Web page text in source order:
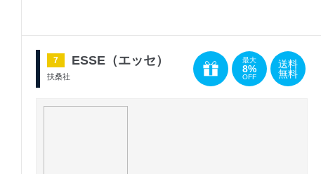
7 ESSE（エッセ）
扶桑社
最大
8%
OFF
送料
無料